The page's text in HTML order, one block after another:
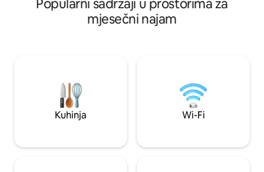
Popularni sadržaji u prostorima za
mjesečni najam
Kuhinja Wi-Fi